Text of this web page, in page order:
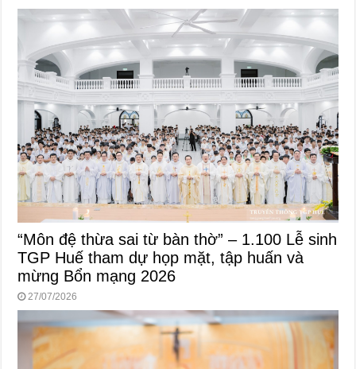
“Môn đệ thừa sai từ bàn thờ” – 1.100 Lễ sinh
TGP Huế tham dự họp mặt, tập huấn và
mừng Bổn mạng 2026
27/07/2026